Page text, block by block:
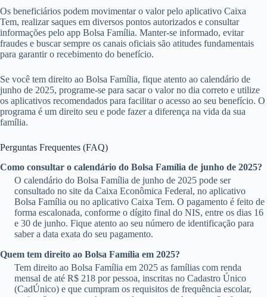
Os beneficiários podem movimentar o valor pelo aplicativo Caixa
Tem, realizar saques em diversos pontos autorizados e consultar
informações pelo app Bolsa Família. Manter-se informado, evitar
fraudes e buscar sempre os canais oficiais são atitudes fundamentais
para garantir o recebimento do benefício.
Se você tem direito ao Bolsa Família, fique atento ao calendário de
junho de 2025, programe-se para sacar o valor no dia correto e utilize
os aplicativos recomendados para facilitar o acesso ao seu benefício. O
programa é um direito seu e pode fazer a diferença na vida da sua
família.
Perguntas Frequentes (FAQ)
Como consultar o calendário do Bolsa Família de junho de 2025?
O calendário do Bolsa Família de junho de 2025 pode ser
consultado no site da Caixa Econômica Federal, no aplicativo
Bolsa Família ou no aplicativo Caixa Tem. O pagamento é feito de
forma escalonada, conforme o dígito final do NIS, entre os dias 16
e 30 de junho. Fique atento ao seu número de identificação para
saber a data exata do seu pagamento.
Quem tem direito ao Bolsa Família em 2025?
Tem direito ao Bolsa Família em 2025 as famílias com renda
mensal de até R$ 218 por pessoa, inscritas no Cadastro Único
(CadÚnico) e que cumpram os requisitos de frequência escolar,